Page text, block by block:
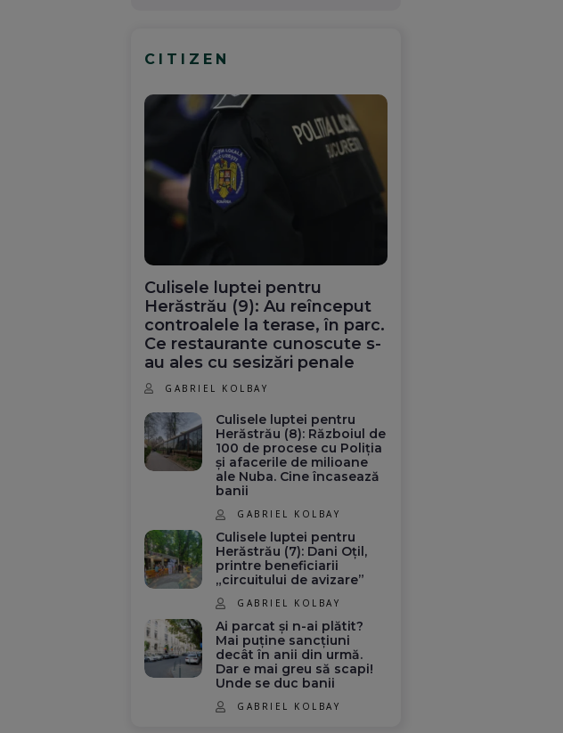
CITIZEN
Culisele luptei pentru
Herăstrău (9): Au reînceput
controalele la terase, în parc.
Ce restaurante cunoscute s-
au ales cu sesizări penale
GABRIEL KOLBAY
Culisele luptei pentru
Herăstrău (8): Războiul de
100 de procese cu Poliția
și afacerile de milioane
ale Nuba. Cine încasează
banii
GABRIEL KOLBAY
Culisele luptei pentru
Herăstrău (7): Dani Oțil,
printre beneficiarii
„circuitului de avizare”
GABRIEL KOLBAY
Ai parcat și n-ai plătit?
Mai puține sancțiuni
decât în anii din urmă.
Dar e mai greu să scapi!
Unde se duc banii
GABRIEL KOLBAY